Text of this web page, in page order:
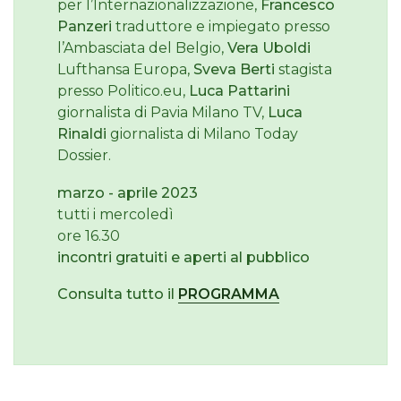
per l’Internazionalizzazione, Francesco
Panzeri traduttore e impiegato presso
l’Ambasciata del Belgio, Vera Uboldi
Lufthansa Europa, Sveva Berti stagista
presso Politico.eu, Luca Pattarini
giornalista di Pavia Milano TV, Luca
Rinaldi giornalista di Milano Today
Dossier.
marzo - aprile 2023
tutti i mercoledì
ore 16.30
incontri gratuiti e aperti al pubblico
Consulta tutto il PROGRAMMA